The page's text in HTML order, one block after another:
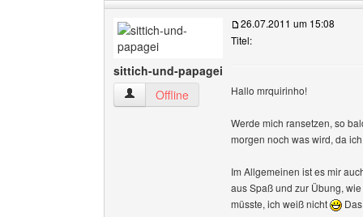
sittich-und-papagei
sittich-und-papagei Benutzer-Profile anzeigen
Offline
26.07.2011 um 15:08
Titel:
Hallo mrquirinho!
Werde mich ransetzen, so
morgen noch was wird, da
Im Allgemeinen ist es mir
aus Spaß und zur Übung,
müsste, ich weiß nicht